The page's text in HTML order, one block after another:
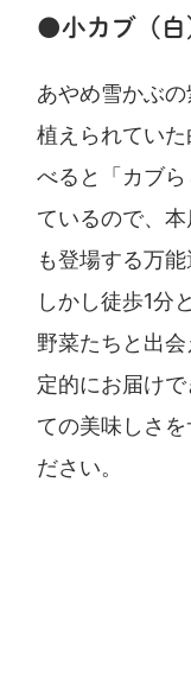
●小カブ（白
あやめ雪かぶ
植えられてい
べると「カブ
ているので、
も登場する万能
しかし徒歩1分
野菜たちと出
定的にお届け
ての美味しさ
ださい。